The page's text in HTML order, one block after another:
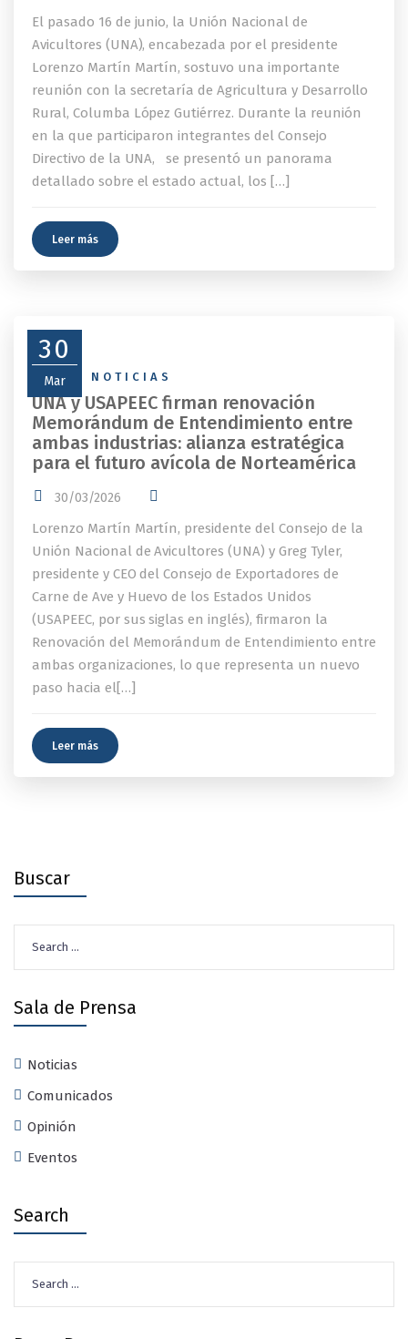
El pasado 16 de junio, la Unión Nacional de
Avicultores (UNA), encabezada por el presidente
Lorenzo Martín Martín, sostuvo una importante
reunión con la secretaría de Agricultura y Desarrollo
Rural, Columba López Gutiérrez. Durante la reunión
en la que participaron integrantes del Consejo
Directivo de la UNA, se presentó un panorama
detallado sobre el estado actual, los […]
Leer más
30
Mar
NEWS NOTICIAS
UNA y USAPEEC firman renovación
Memorándum de Entendimiento entre
ambas industrias: alianza estratégica
para el futuro avícola de Norteamérica
30/03/2026
Lorenzo Martín Martín, presidente del Consejo de la
Unión Nacional de Avicultores (UNA) y Greg Tyler,
presidente y CEO del Consejo de Exportadores de
Carne de Ave y Huevo de los Estados Unidos
(USAPEEC, por sus siglas en inglés), firmaron la
Renovación del Memorándum de Entendimiento entre
ambas organizaciones, lo que representa un nuevo
paso hacia el[…]
Leer más
Buscar
for:
Sala de Prensa
Noticias
Comunicados
Opinión
Eventos
Search
for: